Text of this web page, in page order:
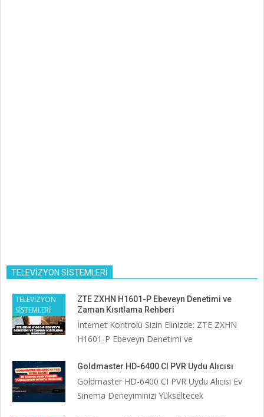
TELEVİZYON SİSTEMLERİ
TELEVİZYON
SİSTEMLERİ
ZTE ZXHN H1601-P Ebeveyn Denetimi ve
Zaman Kısıtlama Rehberi
İnternet Kontrolü Sizin Elinizde: ZTE ZXHN
H1601-P Ebeveyn Denetimi ve
Goldmaster HD-6400 CI PVR Uydu Alıcısı
Goldmaster HD-6400 CI PVR Uydu Alıcısı Ev
Sinema Deneyiminizi Yükseltecek